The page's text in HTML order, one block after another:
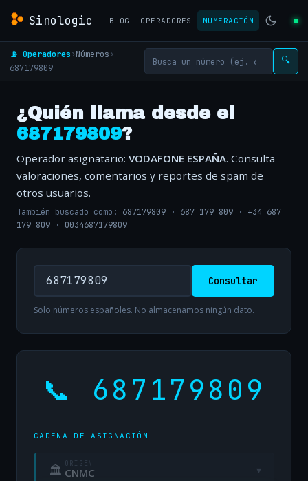
Sinologic BLOG OPERADORES NUMERACIÓN
📡 Operadores›Números›
687179809
🔍
¿Quién llama desde el
687179809?
Operador asignatario: VODAFONE ESPAÑA. Consulta
valoraciones, comentarios y reportes de spam de
otros usuarios.
También buscado como: 687179809 · 687 179 809 · +34 687
179 809 · 0034687179809
Consultar
Solo números españoles. No almacenamos ningún dato.
📞 687179809
CADENA DE ASIGNACIÓN
🏛 ORIGEN
CNMC ▾